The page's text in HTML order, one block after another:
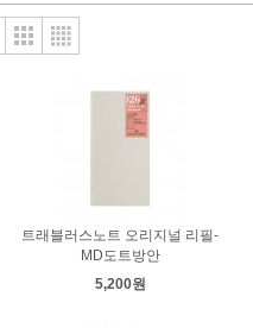
트래블러스노트 오리지널 리필-
MD도트방안
5,200원